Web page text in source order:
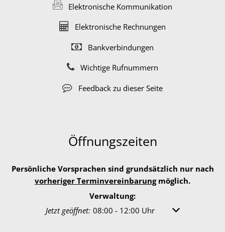
Elektronische Kommunikation
Elektronische Rechnungen
Bankverbindungen
Wichtige Rufnummern
Feedback zu dieser Seite
Öffnungszeiten
Persönliche Vorsprachen sind grundsätzlich nur nach
vorheriger Terminvereinbarungmöglich.
Verwaltung:
Klicken, um weitere Öffnungs- oder Schließzeiten
Jetzt geöffnet: 08:00 - 12:00 Uhr Von 08:00 bis